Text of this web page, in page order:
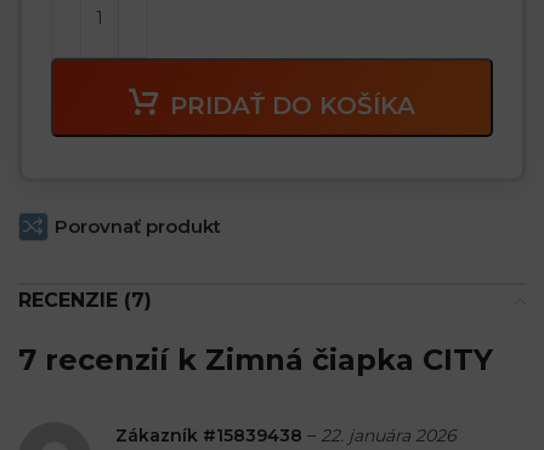
PRIDAŤ DO KOŠÍKA
Porovnať produkt
RECENZIE (7)
7 recenzií k Zimná čiapka CITY
Zákazník #15839438 – 22. januára 2026